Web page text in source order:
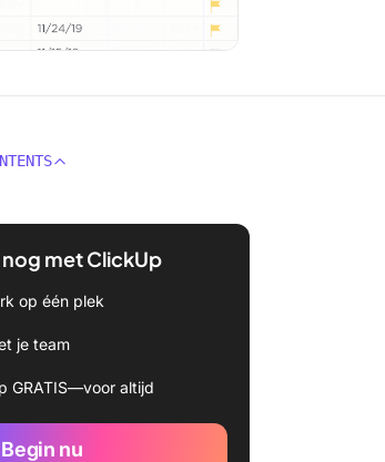
met ClickUp
op één plek
je team
GRATIS—voor altijd
Begin nu